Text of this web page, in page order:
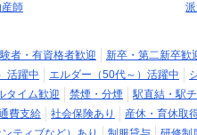
師
者・有資格者歓迎 新卒・第二新卒歓
活躍中 エルダー（50代～）活躍中
タイム歓迎 禁煙・分煙 駅直結・駅
費支給 社会保険あり 産休・育休取